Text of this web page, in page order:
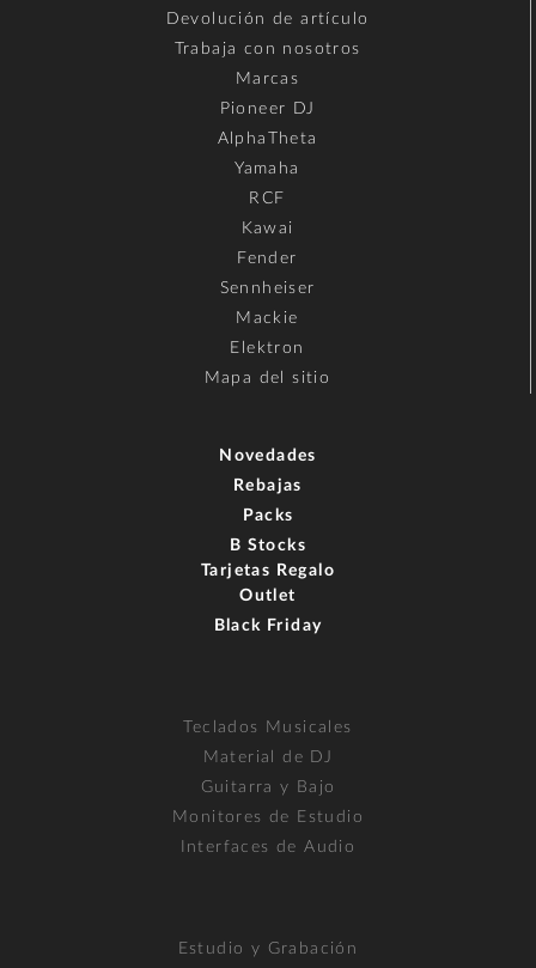
Devolución de artículo
Trabaja con nosotros
Marcas
Pioneer DJ
AlphaTheta
Yamaha
RCF
Kawai
Fender
Sennheiser
Mackie
Elektron
Mapa del sitio
Novedades
Rebajas
Packs
B Stocks
Tarjetas Regalo
Outlet
Black Friday
Teclados Musicales
Material de DJ
Guitarra y Bajo
Monitores de Estudio
Interfaces de Audio
Estudio y Grabación